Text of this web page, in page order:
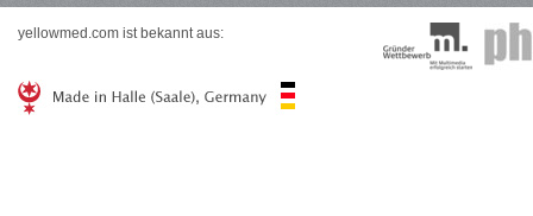
yellowmed.com ist bekannt aus: